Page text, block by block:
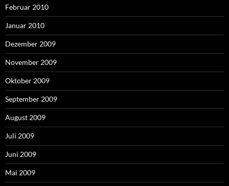
Februar 2010
Januar 2010
Dezember 2009
November 2009
Oktober 2009
September 2009
August 2009
Juli 2009
Juni 2009
Mai 2009